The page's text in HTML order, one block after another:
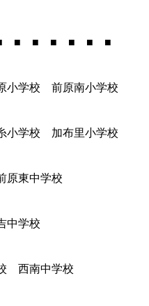
■ ■ ■ ■ ■ ■
学校 前原南小学校
小学校 加布里小学校
東中学校
中学校
西南中学校